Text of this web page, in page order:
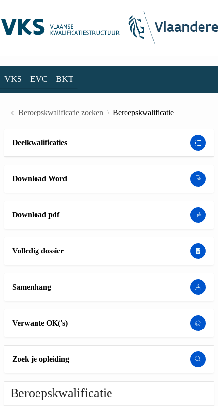
VKS EVC BKT
Beroepskwalificatie zoeken Beroepskwalificatie
Deelkwalificaties
Download Word
Download pdf
Volledig dossier
Samenhang
Verwante OK('s)
Zoek je opleiding
Beroepskwalificatie